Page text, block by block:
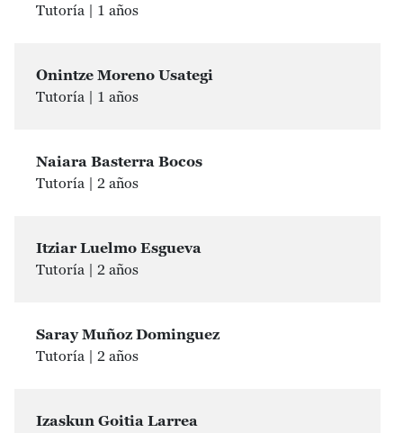
Tutoría | 1 años
Onintze Moreno Usategi
Tutoría | 1 años
Naiara Basterra Bocos
Tutoría | 2 años
Itziar Luelmo Esgueva
Tutoría | 2 años
Saray Muñoz Dominguez
Tutoría | 2 años
Izaskun Goitia Larrea